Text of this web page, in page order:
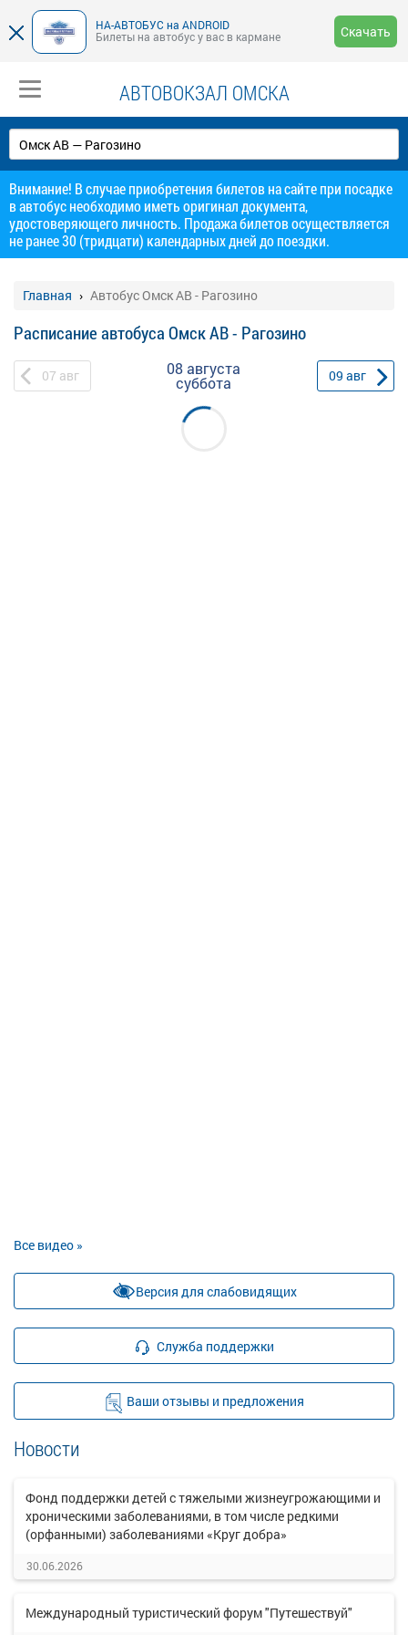
НА-АВТОБУС на ANDROID
Билеты на автобус у вас в кармане
Скачать
АВТОВОКЗАЛ ОМСКА
Внимание! В случае приобретения билетов на сайте при посадке
в автобус необходимо иметь оригинал документа,
удостоверяющего личность. Продажа билетов осуществляется
не ранее 30 (тридцати) календарных дней до поездки.
Главная Автобус Омск АВ - Рагозино
Расписание автобуса Омск АВ - Рагозино
07 авг 08 августа
суббота 09 авг
Все видео »
Версия для слабовидящих
Служба поддержки
Ваши отзывы и предложения
Новости
Фонд поддержки детей с тяжелыми жизнеугрожающими и
хроническими заболеваниями, в том числе редкими
(орфанными) заболеваниями «Круг добра»
30.06.2026
Международный туристический форум "Путешествуй"